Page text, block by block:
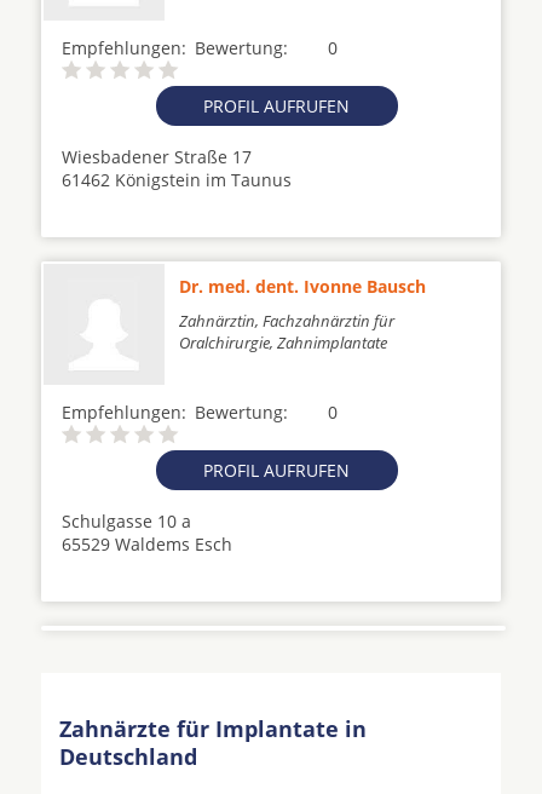
Empfehlungen: 0
Bewertung:
PROFIL AUFRUFEN
Wiesbadener Straße 17
61462 Königstein im Taunus
Dr. med. dent. Ivonne Bausch
Zahnärztin, Fachzahnärztin für
Oralchirurgie, Zahnimplantate
Empfehlungen: 0
Bewertung:
PROFIL AUFRUFEN
Schulgasse 10 a
65529 Waldems Esch
Zahnärzte für Implantate in
Deutschland